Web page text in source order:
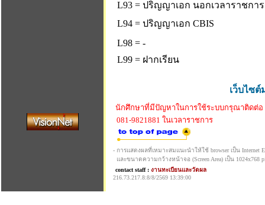
L93 = ปริญญาเอก นอกเวลาราชการ
L94 = ปริญญาเอก CBIS
L98 = -
L99 = ฝากเรียน
เว็บไซ
นักศึกษาที่มีปัญหาในการใช้ระบบกรุณาติดต่อ
081-9821881 ในเวลาราชการ
- การแสดงผลที่เหมาะสมแนะนำให้ใช้ browser เป็น Internet
และขนาดความกว้างหน้าจอ (Screen Area) เป็น 1024x768
contact staff : งานทะเบียนและวัดผล
216.73.217.8:8/8/2569 13:39:00